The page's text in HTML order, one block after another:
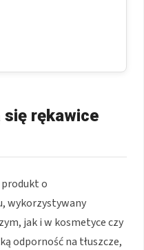
się rękawice
o
wykorzystywany
jak i w kosmetyce czy
odporność na tłuszcze,